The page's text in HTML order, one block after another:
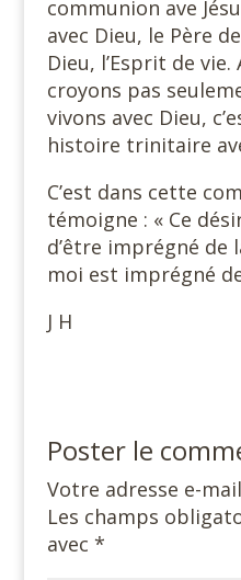
communion ave
avec Dieu, le Père
Dieu, l’Esprit de
croyons pas
vivons avec Dieu,
histoire trinitaire
C’est dans cette
témoigne : « Ce
d’être imprégné de
moi est imprégné
J H
Poster le
Votre adresse e-
Les champs
avec *